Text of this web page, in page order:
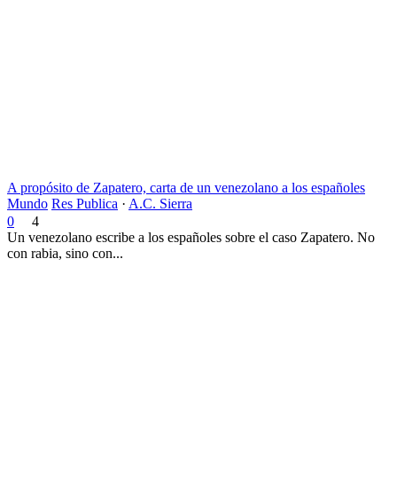
A propósito de Zapatero, carta de un venezolano a los españoles
Mundo Res Publica · A.C. Sierra
0
4
Un venezolano escribe a los españoles sobre el caso Zapatero. No
con rabia, sino con...